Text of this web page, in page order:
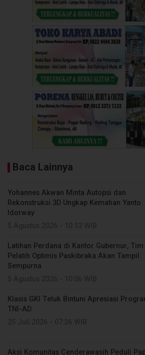
Baca Lainnya
Yohannes Akwan Minta Autopsi dan
Rekonstruksi 3D Ungkap Kematian Yanto
Idorway
Latihan Perdana di Kantor Gubernur, Tim
Pelatih Optimis Paskibraka Akan Tampil
Sempurna
Klasis GKI Teluk Bintuni Apresiasi
TNI-AD
Aksi Komunitas Cenderawasih Peduli